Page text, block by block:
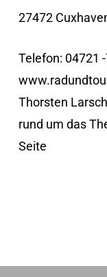
27472
Telefon: 04721
Thorsten
rund um das
Seite